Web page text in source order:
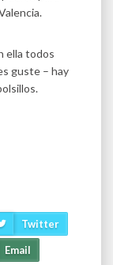
ella todos
guste – hay
Twitter
Email